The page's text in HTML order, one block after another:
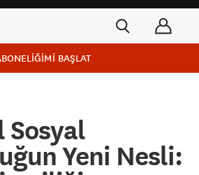
BAŞLAT
Sosyal
Yeni Nesli: